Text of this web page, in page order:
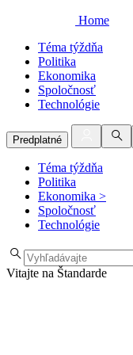
Home
Téma týždňa
Politika
Ekonomika
Spoločnosť
Technológie
Predplatné
Téma týždňa
Politika
Ekonomika >
Spoločnosť
Technológie
Vitajte na Štandarde